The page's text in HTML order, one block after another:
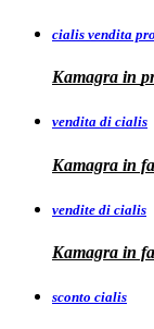
cialis vendita
Kamagra in
vendita di cialis
Kamagra in
vendite di cialis
Kamagra in
sconto cialis